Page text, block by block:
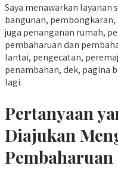
Saya menawarkan layanan
bangunan,
juga penanganan rumah,
pembaharuan dan
lantai, pengecatan,
penambahan, dek, pagina
lagi.
Pertanyaan
Diajukan
Pembaharuan